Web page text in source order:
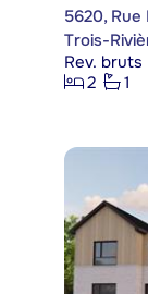
5620, Rue
Trois-
Rev.
2
1